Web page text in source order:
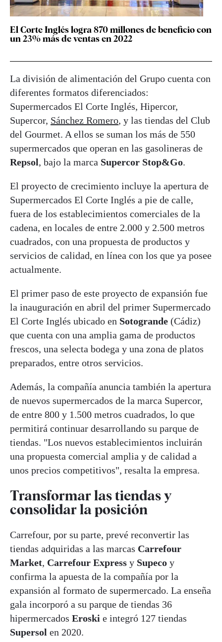
El Corte Inglés logra 870 millones de beneficio con
un 23% más de ventas en 2022
La división de alimentación del Grupo cuenta con
diferentes formatos diferenciados:
Supermercados El Corte Inglés, Hipercor,
Supercor, Sánchez Romero, y las tiendas del Club
del Gourmet. A ellos se suman los más de 550
supermercados que operan en las gasolineras de
Repsol, bajo la marca Supercor Stop&Go.
El proyecto de crecimiento incluye la apertura de
Supermercados El Corte Inglés a pie de calle,
fuera de los establecimientos comerciales de la
cadena, en locales de entre 2.000 y 2.500 metros
cuadrados, con una propuesta de productos y
servicios de calidad, en línea con los que ya posee
actualmente.
El primer paso de este proyecto de expansión fue
la inauguración en abril del primer Supermercado
El Corte Inglés ubicado en Sotogrande (Cádiz)
que cuenta con una amplia gama de productos
frescos, una selecta bodega y una zona de platos
preparados, entre otros servicios.
Además, la compañía anuncia también la apertura
de nuevos supermercados de la marca Supercor,
de entre 800 y 1.500 metros cuadrados, lo que
permitirá continuar desarrollando su parque de
tiendas. "Los nuevos establecimientos incluirán
una propuesta comercial amplia y de calidad a
unos precios competitivos", resalta la empresa.
Transformar las tiendas y
consolidar la posición
Carrefour, por su parte, prevé reconvertir las
tiendas adquiridas a las marcas Carrefour
Market, Carrefour Express y Supeco y
confirma la apuesta de la compañía por la
expansión al formato de supermercado. La enseña
gala incorporó a su parque de tiendas 36
hipermercados Eroski e integró 127 tiendas
Supersol en 2020.